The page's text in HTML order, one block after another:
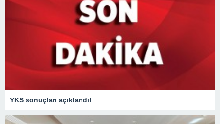
YKS sonuçları açıklandı!